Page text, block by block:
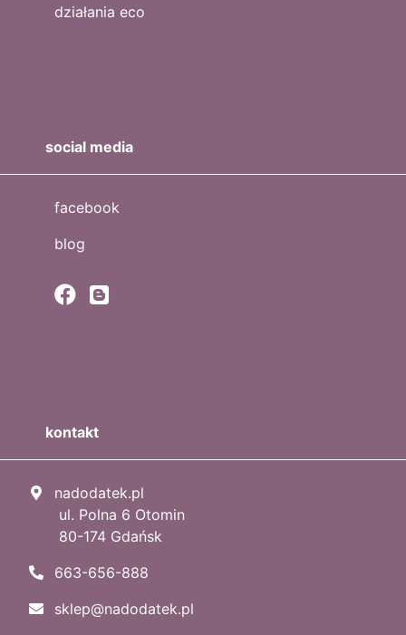
działania eco
social media
facebook
blog
kontakt
nadodatek.pl
ul. Polna 6 Otomin
80-174 Gdańsk
663-656-888
sklep@nadodatek.pl